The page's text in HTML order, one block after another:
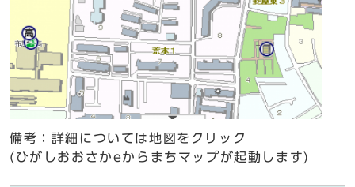
備考：詳細については地図をクリック
(ひがしおおさかeからまちマップが起動します)